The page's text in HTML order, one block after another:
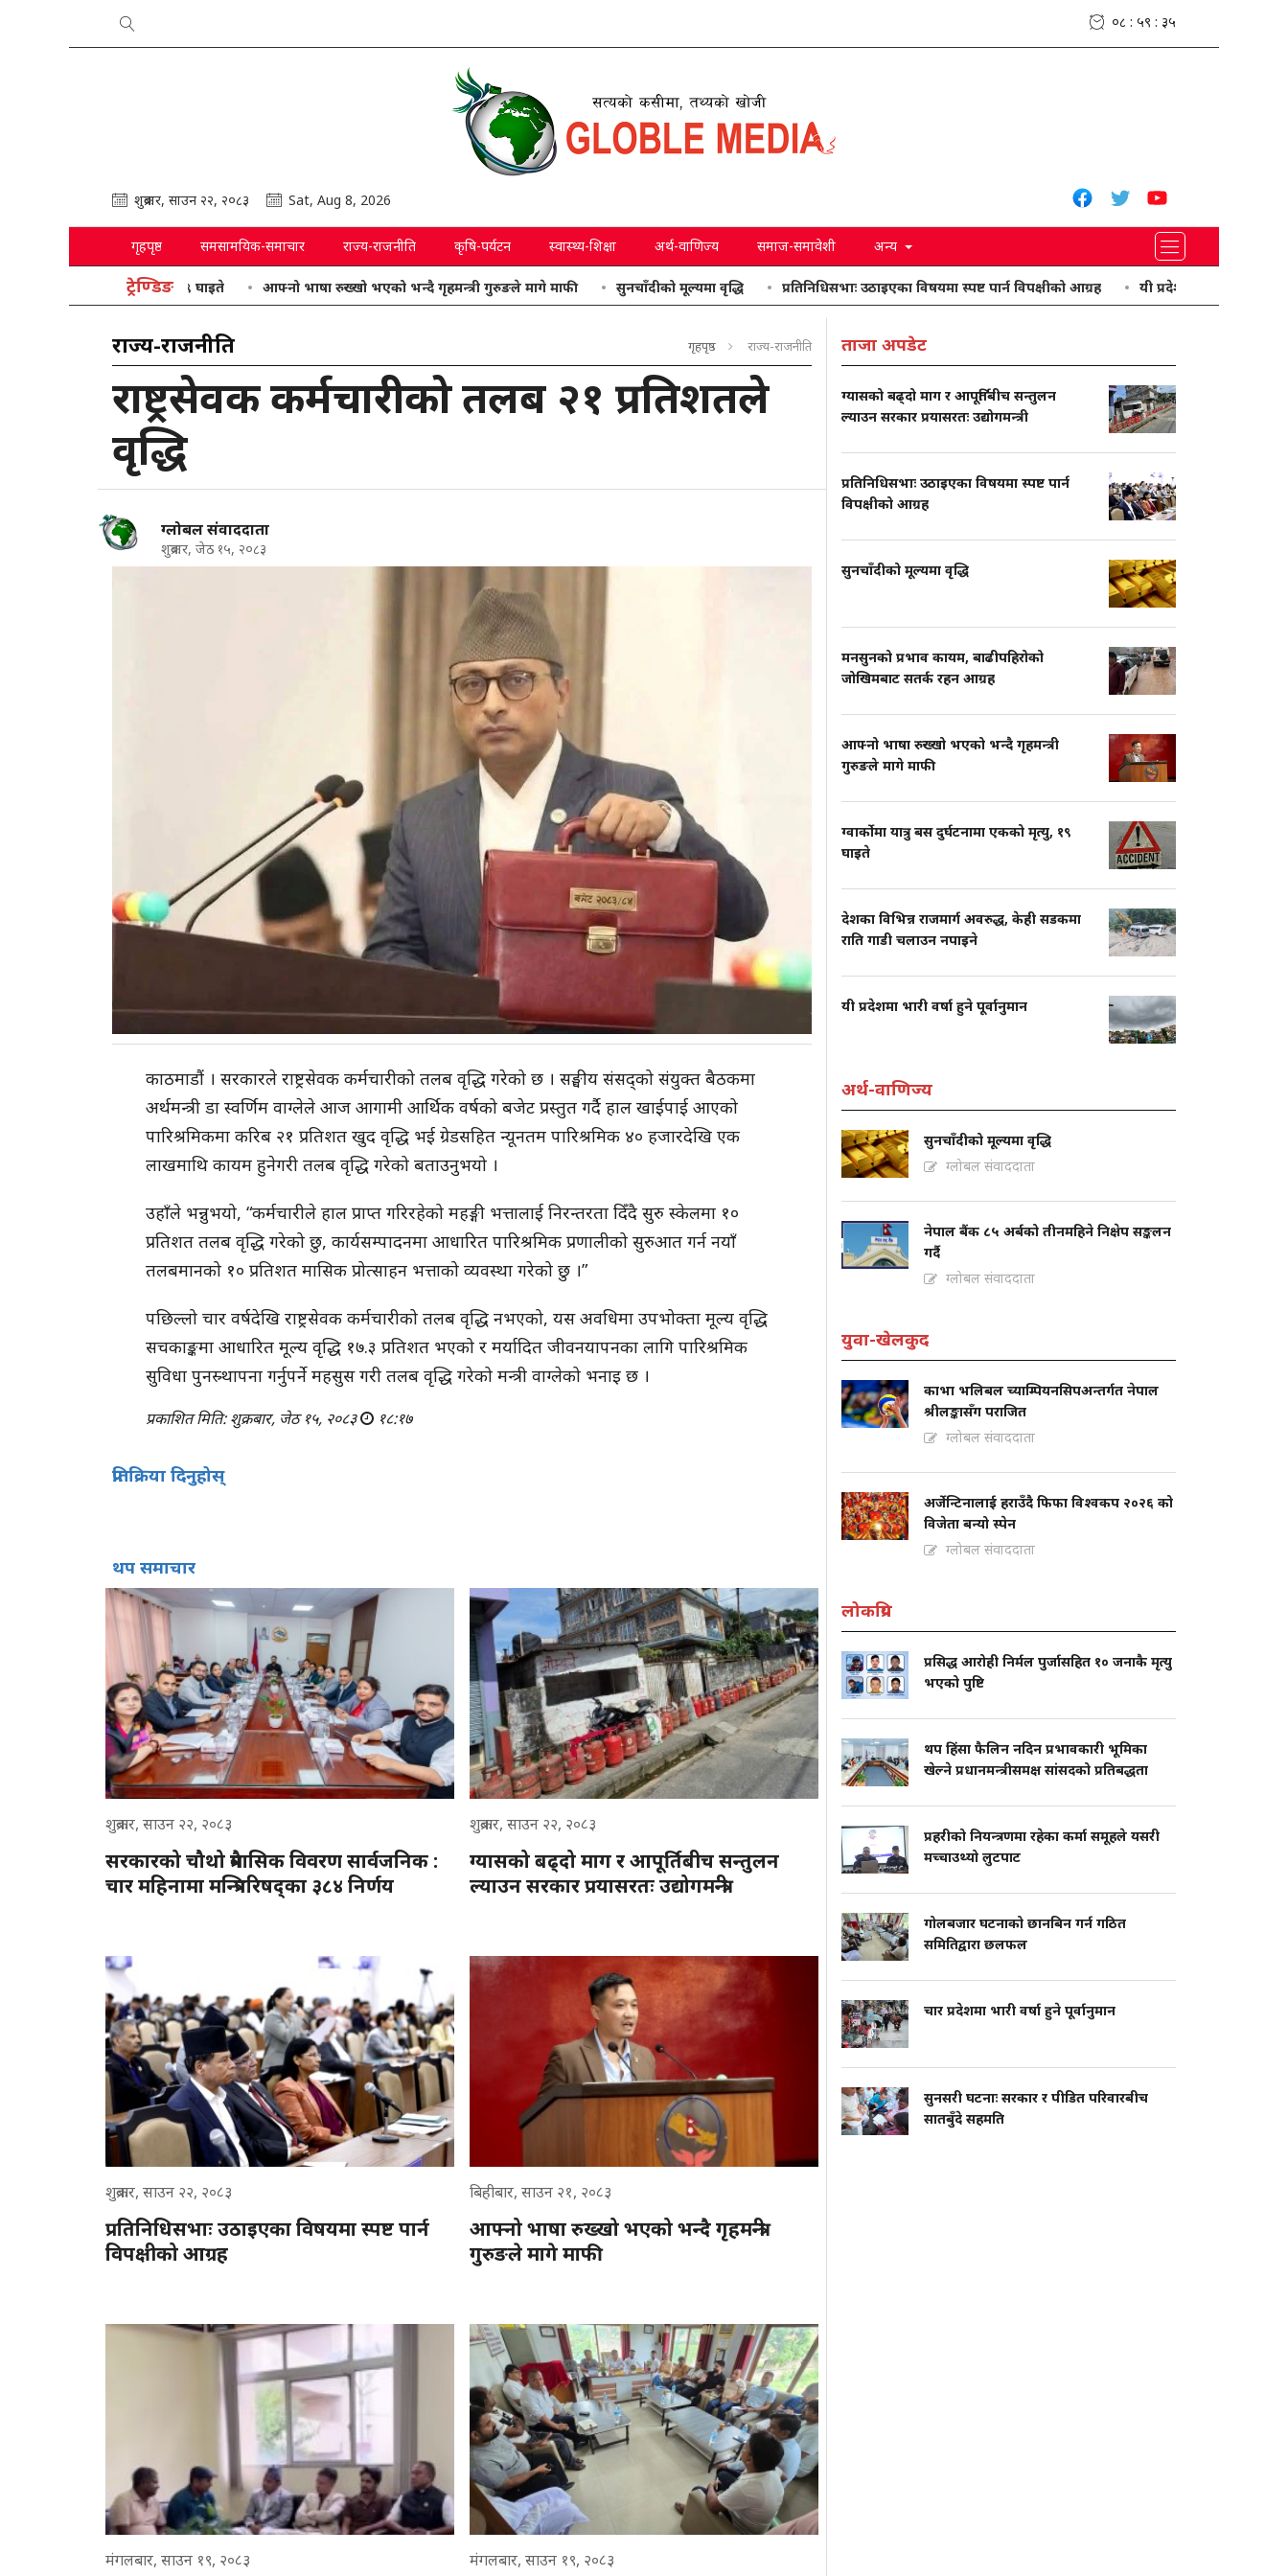
०८ : ५९ : ३६
शुक्रबार, साउन २२, २०८३ Sat, Aug 8, 2026
गृहपृष्ठ समसामयिक-समाचार राज्य-राजनीति कृषि-पर्यटन स्वास्थ्य-शिक्षा अर्थ-वाणिज्य समाज-समावेशी अन्य
ट्रेण्डिङ आफ्नो भाषा रुख्खो भएको भन्दै गृहमन्त्री गुरुङले मागे माफी सुनचाँदीको मूल्यमा वृद्धि प्रतिनिधिसभाः उठाइएका विषयमा स्पष्ट पार्न विपक्षीको आग्रह यी प्रदेशमा भारी वर्षा हुने पूर्वानुमान
राज्य-राजनीति गृहपृष्ठ राज्य-राजनीति
राष्ट्रसेवक कर्मचारीको तलब २१ प्रतिशतले
वृद्धि
ग्लोबल संवाददाता
शुक्रबार, जेठ १५, २०८३
काठमाडौं । सरकारले राष्ट्रसेवक कर्मचारीको तलब वृद्धि गरेको छ । सङ्घीय संसद्को संयुक्त बैठकमा
अर्थमन्त्री डा स्वर्णिम वाग्लेले आज आगामी आर्थिक वर्षको बजेट प्रस्तुत गर्दै हाल खाईपाई आएको
पारिश्रमिकमा करिब २१ प्रतिशत खुद वृद्धि भई ग्रेडसहित न्यूनतम पारिश्रमिक ४० हजारदेखि एक
लाखमाथि कायम हुनेगरी तलब वृद्धि गरेको बताउनुभयो ।
उहाँले भन्नुभयो, “कर्मचारीले हाल प्राप्त गरिरहेको महङ्गी भत्तालाई निरन्तरता दिँदै सुरु स्केलमा १०
प्रतिशत तलब वृद्धि गरेको छु, कार्यसम्पादनमा आधारित पारिश्रमिक प्रणालीको सुरुआत गर्न नयाँ
तलबमानको १० प्रतिशत मासिक प्रोत्साहन भत्ताको व्यवस्था गरेको छु ।”
पछिल्लो चार वर्षदेखि राष्ट्रसेवक कर्मचारीको तलब वृद्धि नभएको, यस अवधिमा उपभोक्ता मूल्य वृद्धि
सचकाङ्कमा आधारित मूल्य वृद्धि १७.३ प्रतिशत भएको र मर्यादित जीवनयापनका लागि पारिश्रमिक
सुविधा पुनस्र्थापना गर्नुपर्ने महसुस गरी तलब वृद्धि गरेको मन्त्री वाग्लेको भनाइ छ ।
प्रकाशित मिति: शुक्रबार, जेठ १५, २०८३ १८:१७
प्रतिक्रिया दिनुहोस्
थप समाचार
शुक्रबार, साउन २२, २०८३
सरकारको चौथो त्रैमासिक विवरण सार्वजनिक :
चार महिनामा मन्त्रिपरिषद्का ३८४ निर्णय
शुक्रबार, साउन २२, २०८३
ग्यासको बढ्दो माग र आपूर्तिबीच सन्तुलन
ल्याउन सरकार प्रयासरतः उद्योगमन्त्री
शुक्रबार, साउन २२, २०८३
प्रतिनिधिसभाः उठाइएका विषयमा स्पष्ट पार्न
विपक्षीको आग्रह
बिहीबार, साउन २१, २०८३
आफ्नो भाषा रुख्खो भएको भन्दै गृहमन्त्री
गुरुङले मागे माफी
मंगलबार, साउन १९, २०८३ मंगलबार, साउन १९, २०८३
ताजा अपडेट
ग्यासको बढ्दो माग र आपूर्तिबीच सन्तुलन
ल्याउन सरकार प्रयासरतः उद्योगमन्त्री
प्रतिनिधिसभाः उठाइएका विषयमा स्पष्ट पार्न
विपक्षीको आग्रह
सुनचाँदीको मूल्यमा वृद्धि
मनसुनको प्रभाव कायम, बाढीपहिरोको
जोखिमबाट सतर्क रहन आग्रह
आफ्नो भाषा रुख्खो भएको भन्दै गृहमन्त्री
गुरुङले मागे माफी
ग्वार्कोमा यात्रु बस दुर्घटनामा एकको मृत्यु, १९
घाइते
देशका विभिन्न राजमार्ग अवरुद्ध, केही सडकमा
राति गाडी चलाउन नपाइने
यी प्रदेशमा भारी वर्षा हुने पूर्वानुमान
अर्थ-वाणिज्य
सुनचाँदीको मूल्यमा वृद्धि
ग्लोबल संवाददाता
नेपाल बैंक ८५ अर्बको तीनमहिने निक्षेप सङ्कलन
गर्दै
ग्लोबल संवाददाता
युवा-खेलकुद
काभा भलिबल च्याम्पियनसिपअन्तर्गत नेपाल
श्रीलङ्कासँग पराजित
ग्लोबल संवाददाता
अर्जेन्टिनालाई हराउँदै फिफा विश्वकप २०२६ को
विजेता बन्यो स्पेन
ग्लोबल संवाददाता
लोकप्रिय
प्रसिद्ध आरोही निर्मल पुर्जासहित १० जनाकै मृत्यु
भएको पुष्टि
थप हिंसा फैलिन नदिन प्रभावकारी भूमिका
खेल्ने प्रधानमन्त्रीसमक्ष सांसदको प्रतिबद्धता
प्रहरीको नियन्त्रणमा रहेका कर्मा समूहले यसरी
मच्चाउथ्यो लुटपाट
गोलबजार घटनाको छानबिन गर्न गठित
समितिद्वारा छलफल
चार प्रदेशमा भारी वर्षा हुने पूर्वानुमान
सुनसरी घटनाः सरकार र पीडित परिवारबीच
सातबुँदे सहमति